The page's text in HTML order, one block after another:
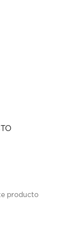
producto